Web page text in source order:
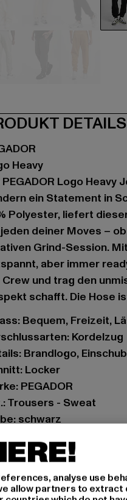
DETAILS
Heavy
PEGADOR Logo
ein Statement in
Polyester, liefert
deiner Moves –
Grind-Session.
aber immer
Crew und trag den
schafft. Die Hose
Bequem, Freizeit,
Kordelzug
Brandlogo,
Locker
PEGADOR
Trousers - Sweat
schwarz
analyse use
allow partners to extract